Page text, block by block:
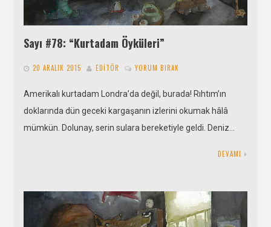
Sayı #78: “Kurtadam Öyküleri”
20 ARALIK 2015 EDITÖR YORUM BIRAK
Amerikalı kurtadam Londra’da değil, burada! Rıhtım’ın
doklarında dün geceki kargaşanın izlerini okumak hâlâ
mümkün. Dolunay, serin sulara bereketiyle geldi. Deniz…
DEVAMI